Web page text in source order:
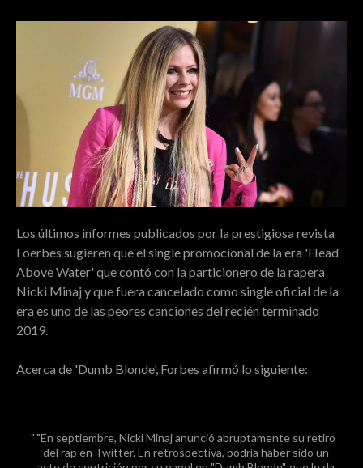
Los últimos informes publicados por la prestigiosa revista
Foerbes sugieren que el single promocional de la era 'Head
Above Water' que contó con la particionero de la rapera
Nicki Minaj y que fuera cancelado como single oficial de la
era es uno de las peores canciones del recién terminado
2019.
Acerca de 'Dumb Blonde', Forbes afirmó lo siguiente:
"En septiembre, Nicki Minaj anunció abruptamente su retiro
del rap en Twitter. En retrospectiva, podría haber sido un